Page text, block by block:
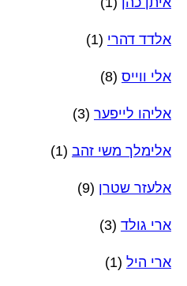
אלדד דהרי (1)
אלי ווייס (8)
אליהו לייפער (3)
אלימלך משי זהב (1)
אלעזר שטרן (9)
ארי גולד (3)
ארי היל (1)